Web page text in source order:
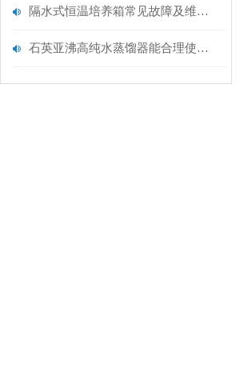
隔水式恒温培养箱常见故障及维修方法
石英亚沸高纯水蒸馏器能合理使用能源